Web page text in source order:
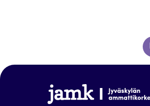
www.jamk.fi